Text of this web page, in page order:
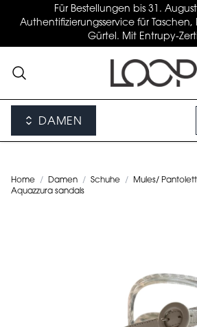
Für Bestellungen bis 31.
Authentifizierungsservice für
Gürtel. Mit Entrupy-
DAMEN
Home / Damen / Schuhe / Mules/
Aquazzura sandals